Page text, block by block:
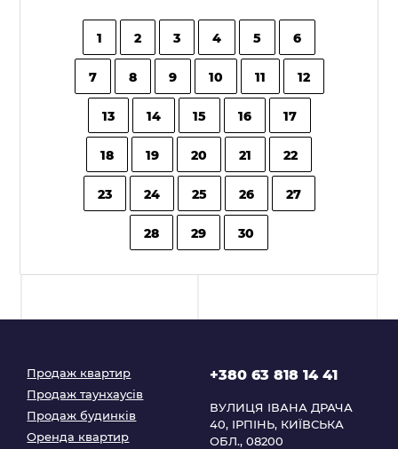
1 2 3 4 5 6
7 8 9 10 11 12
13 14 15 16 17
18 19 20 21 22
23 24 25 26 27
28 29 30
Продаж квартир
Продаж таунхаусів
Продаж будинків
Оренда квартир
+380 63 818 14 41
ВУЛИЦЯ ІВАНА ДРАЧА
40, ІРПІНЬ, КИЇВСЬКА
ОБЛ., 08200